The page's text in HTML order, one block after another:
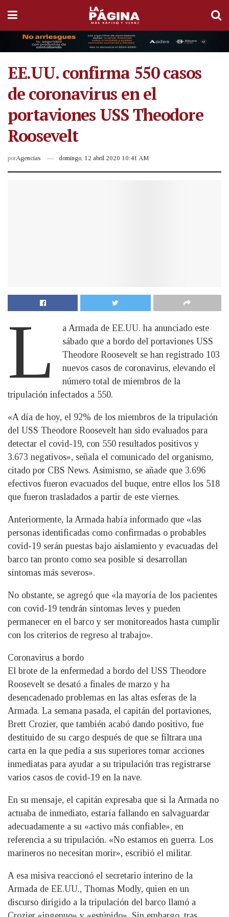
EE.UU. confirma 550 casos
de coronavirus en el
portaviones USS Theodore
Roosevelt
porAgencias domingo, 12 abril 2020 10:41 AM
L
a Armada de EE.UU. ha anunciado este
sábado que a bordo del portaviones USS
Theodore Roosevelt se han registrado 103
nuevos casos de coronavirus, elevando el
número total de miembros de la
tripulación infectados a 550.
«A día de hoy, el 92% de los miembros de la tripulación
del USS Theodore Roosevelt han sido evaluados para
detectar el covid-19, con 550 resultados positivos y
3.673 negativos», señala el comunicado del organismo,
citado por CBS News. Asimismo, se añade que 3.696
efectivos fueron evacuados del buque, entre ellos los 518
que fueron trasladados a partir de este viernes.
Anteriormente, la Armada había informado que «las
personas identificadas como confirmadas o probables
covid-19 serán puestas bajo aislamiento y evacuadas del
barco tan pronto como sea posible si desarrollan
síntomas más severos».
No obstante, se agregó que «la mayoría de los pacientes
con covid-19 tendrán síntomas leves y pueden
permanecer en el barco y ser monitoreados hasta cumplir
con los criterios de regreso al trabajo».
Coronavirus a bordo
El brote de la enfermedad a bordo del USS Theodore
Roosevelt se desató a finales de marzo y ha
desencadenado problemas en las altas esferas de la
Armada. La semana pasada, el capitán del portaviones,
Brett Crozier, que también acabó dando positivo, fue
destituido de su cargo después de que se filtrara una
carta en la que pedía a sus superiores tomar acciones
inmediatas para ayudar a su tripulación tras registrarse
varios casos de covid-19 en la nave.
En su mensaje, el capitán expresaba que si la Armada no
actuaba de inmediato, estaría fallando en salvaguardar
adecuadamente a su «activo más confiable», en
referencia a su tripulación. «No estamos en guerra. Los
marineros no necesitan morir», escribió el militar.
A esa misiva reaccionó el secretario interino de la
Armada de EE.UU., Thomas Modly, quien en un
discurso dirigido a la tripulación del barco llamó a